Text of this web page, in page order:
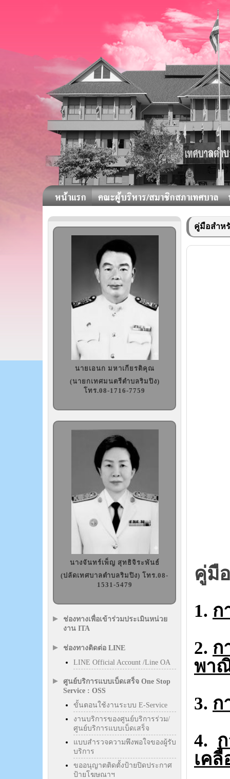
นายเอนก มหาเกียรติคุณ
(นายกเทศมนตรีตำบลริมปิง)
โทร.08-1716-7759
นางจันทร์เพ็ญ สุทธิจิระพันธ์
(ปลัดเทศบาลตำบลริมปิง) โทร.08-
1531-5479
ช่องทางเพื่อเข้าร่วมประเมินหน่วย
งาน ITA
ช่องทางติดต่อ LINE
LINE Official Account /Line OA
ศูนย์บริการแบบเบ็ดเสร็จ One Stop
Service : OSS
ขั้นตอนใช้งานระบบ E-Service
งานบริการของศูนย์บริการร่วม/
ศูนย์บริการแบบเบ็ดเสร็จ
แบบสำรวจความพึงพอใจของผู้รับ
บริการ
ขออนุญาตติดตั้งป้ายปิดประกาศ
ป้ายโฆษณาฯ
คู่มือสำห
คู่มื
1. ก
2. ก
พา
3. ก
4.
เค